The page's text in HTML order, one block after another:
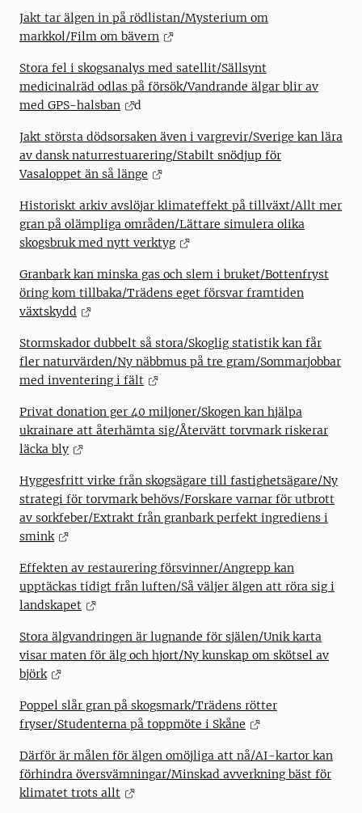
Jakt tar älgen in på rödlistan/Mysterium om
markkol/Film om bävern
Stora fel i skogsanalys med satellit/Sällsynt
medicinalräd odlas på försök/Vandrande älgar blir av
med GPS-halsban
d
Jakt största dödsorsaken även i vargrevir/Sverige kan lära
av dansk naturrestuarering/Stabilt snödjup för
Vasaloppet än så länge
Historiskt arkiv avslöjar klimateffekt på tillväxt/Allt mer
gran på olämpliga områden/Lättare simulera olika
skogsbruk med nytt verktyg
Granbark kan minska gas och slem i bruket/Bottenfryst
öring kom tillbaka/Trädens eget försvar framtiden
växtskydd
Stormskador dubbelt så stora/Skoglig statistik kan får
fler naturvärden/Ny näbbmus på tre gram/Sommarjobbar
med inventering i fält
Privat donation ger 40 miljoner/Skogen kan hjälpa
ukrainare att återhämta sig/Återvätt torvmark riskerar
läcka bly
Hyggesfritt virke från skogsägare till fastighetsägare/Ny
strategi för torvmark behövs/Forskare varnar för utbrott
av sorkfeber/Extrakt från granbark perfekt ingrediens i
smink
Effekten av restaurering försvinner/Angrepp kan
upptäckas tidigt från luften/Så väljer älgen att röra sig i
landskapet
Stora älgvandringen är lugnande för själen/Unik karta
visar maten för älg och hjort/Ny kunskap om skötsel av
björk
Poppel slår gran på skogsmark/Trädens rötter
fryser/Studenterna på toppmöte i Skåne
Därför är målen för älgen omöjliga att nå/AI-kartor kan
förhindra översvämningar/Minskad avverkning bäst för
klimatet trots allt